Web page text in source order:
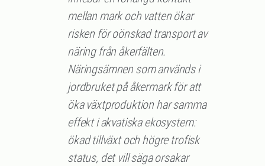
mellan mark och vatten ökar
risken för oönskad transport av
näring från åkerfälten.
Näringsämnen som används i
jordbruket på åkermark för att
öka växtproduktion har samma
effekt i akvatiska ekosystem:
ökad tillväxt och högre trofisk
status, det vill säga orsakar